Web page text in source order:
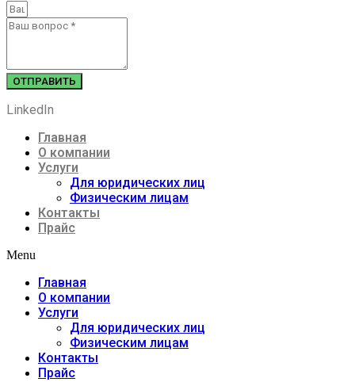
ОТПРАВИТЬ
LinkedIn
Главная
О компании
Услуги
Для юридических лиц
Физическим лицам
Контакты
Прайс
Menu
Главная
О компании
Услуги
Для юридических лиц
Физическим лицам
Контакты
Прайс